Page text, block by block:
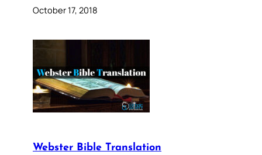
October 17, 2018
Webster Bible Translation